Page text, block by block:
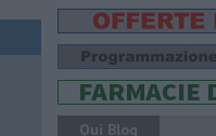
Qui Blog